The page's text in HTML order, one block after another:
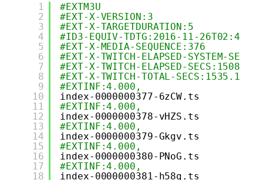
1
2
3
4
5
6
7
8
9
10
11
12
13
14
15
16
17
18
#EXTM3U
#EXT-X-VERSION:3
#EXT-X-TARGETDURATION:5
#ID3-EQUIV-TDTG:2016-11-26T02:40:23
#EXT-X-MEDIA-SEQUENCE:376
#EXT-X-TWITCH-ELAPSED-SYSTEM-
#EXT-X-TWITCH-ELAPSED-SECS:1508.980
#EXT-X-TWITCH-TOTAL-SECS:1535.137
#EXTINF:4.000,
index-0000000377-6zCW.ts
#EXTINF:4.000,
index-0000000378-vHZS.ts
#EXTINF:4.000,
index-0000000379-Gkgv.ts
#EXTINF:4.000,
index-0000000380-PNoG.ts
#EXTINF:4.000,
index-0000000381-h58g.ts